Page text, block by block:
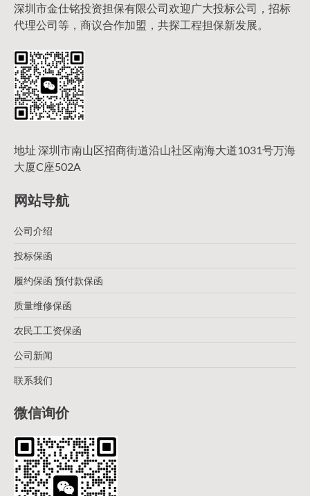
深圳市金仕铭投资担保有限公司欢迎广大投标公司，招标
代理公司等，商议合作加盟，共探工程担保新发展。
地址 深圳市南山区招商街道沿山社区南海大道1031号万海
大厦C座502A
网站导航
公司介绍
投标保函
履约保函 预付款保函
质量维修保函
农民工工资保函
公司新闻
联系我们
微信询价